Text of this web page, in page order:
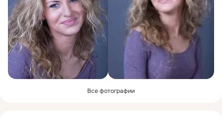
Все фотографии